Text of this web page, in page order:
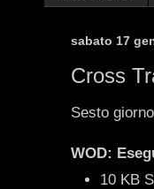
sabato 17
Cross
Sesto
WOD:
10 KB